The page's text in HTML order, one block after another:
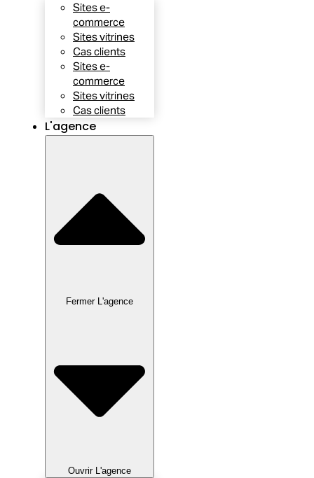
Sites e-
commerce
Sites vitrines
Cas clients
Sites e-
commerce
Sites vitrines
Cas clients
L'agence
Fermer L'agence
Ouvrir L'agence